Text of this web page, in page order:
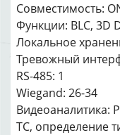
Совместимость:
Функции: BLC, 3D
Локальное
Тревожный
RS-485: 1
Wiegand: 26-34
Видеоаналитика:
ТС, определение